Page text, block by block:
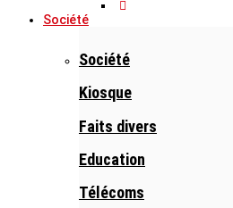
Société
Société
Kiosque
Faits divers
Education
Télécoms